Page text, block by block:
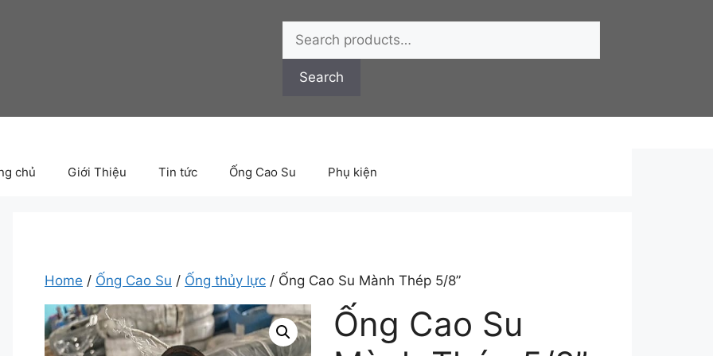
for:
Search
chủ Giới Thiệu Tin tức Ống Cao Su Phụ kiện
Home / Ống Cao Su / Ống thủy lực / Ống Cao Su Mành Thép 5/8”
Ống Cao Su